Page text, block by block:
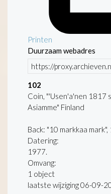
Printen
Duurzaam webadres
102
Coin, "'Usen'a'nen 1817
Asiamme" Finland
Back: "10 markkaa mark",
Datering:
1977.
Omvang:
1 object
laatste wijziging 06-09-